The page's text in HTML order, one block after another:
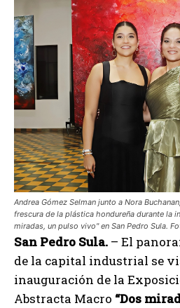
Andrea Gómez Selman junto a Nora
frescura de la plástica hondureña durante la
miradas, un pulso vivo" en San Pedro Sula.
San Pedro Sula. – El
de la capital industrial se
inauguración de la
Abstracta Macro “Dos